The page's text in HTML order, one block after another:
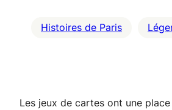
Histoires de Paris
Les jeux de cartes ont une